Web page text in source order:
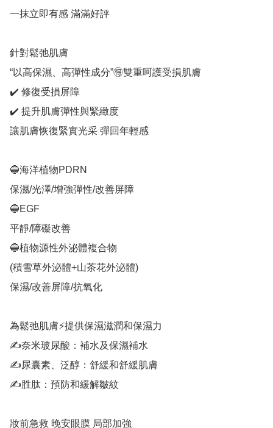
一抹立即有感 滿滿好評
針對鬆弛肌膚
“以高保濕、高彈性成分”🉐雙重呵護受損肌膚
✔️ 修復受損屏障
✔️ 提升肌膚彈性與緊緻度
讓肌膚恢復緊實光采 彈回年輕感
🔵海洋植物PDRN
保濕/光澤/增強彈性/改善屏障
🔵EGF
平靜/障礙改善
🔵植物源性外泌體複合物
(積雪草外泌體+山茶花外泌體)
保濕/改善屏障/抗氧化
為鬆弛肌膚⚡提供保濕滋潤和保濕力
✍️奈米玻尿酸：補水及保濕補水
✍️尿囊素、泛醇：舒緩和舒緩肌膚
✍️胜肽：預防和緩解皺紋
妝前急救 晚安眼膜 局部加強